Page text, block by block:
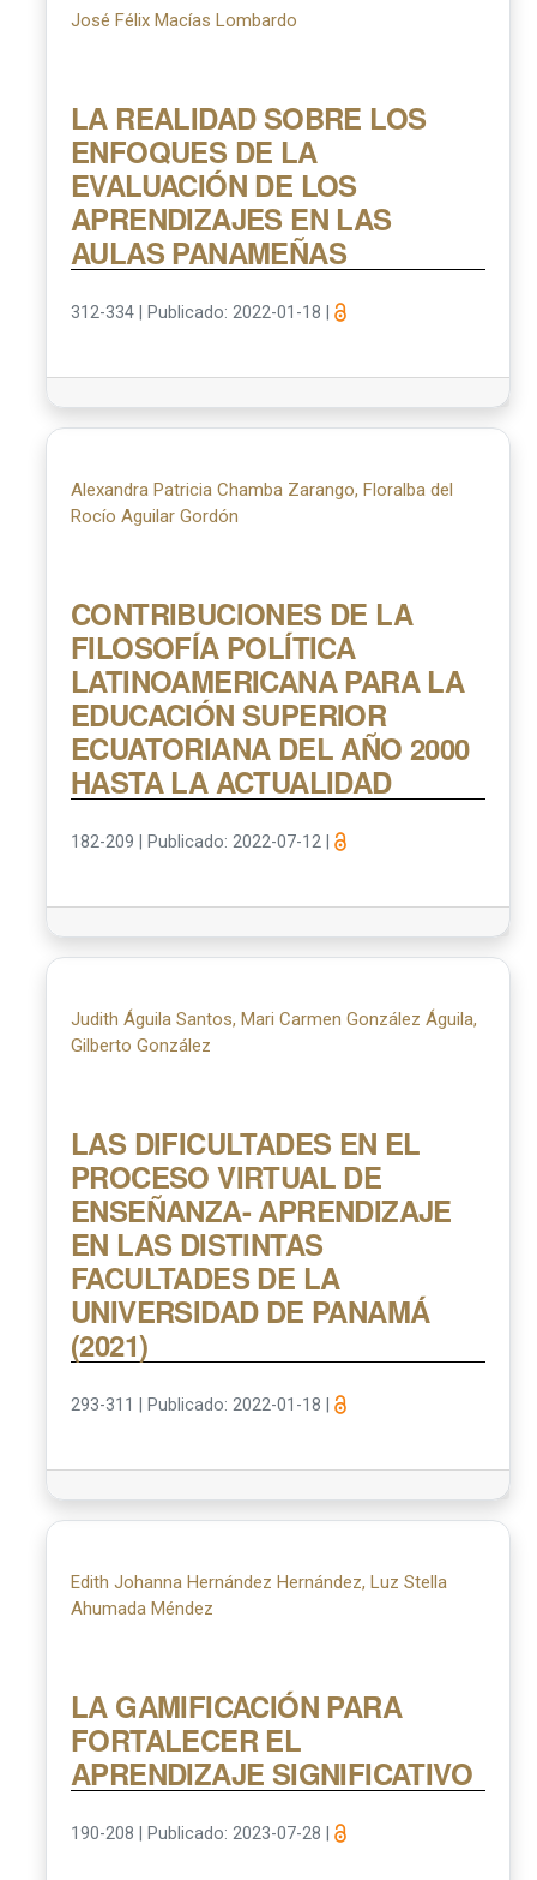
José Félix Macías Lombardo
LA REALIDAD SOBRE LOS
ENFOQUES DE LA
EVALUACIÓN DE LOS
APRENDIZAJES EN LAS
AULAS PANAMEÑAS
312-334 Publicado: 2022-01-18
Alexandra Patricia Chamba Zarango, Floralba del
Rocío Aguilar Gordón
CONTRIBUCIONES DE LA
FILOSOFÍA POLÍTICA
LATINOAMERICANA PARA LA
EDUCACIÓN SUPERIOR
ECUATORIANA DEL AÑO 2000
HASTA LA ACTUALIDAD
182-209 Publicado: 2022-07-12
Judith Águila Santos, Mari Carmen González Águila,
Gilberto González
LAS DIFICULTADES EN EL
PROCESO VIRTUAL DE
ENSEÑANZA- APRENDIZAJE
EN LAS DISTINTAS
FACULTADES DE LA
UNIVERSIDAD DE PANAMÁ
(2021)
293-311 Publicado: 2022-01-18
Edith Johanna Hernández Hernández, Luz Stella
Ahumada Méndez
LA GAMIFICACIÓN PARA
FORTALECER EL
APRENDIZAJE SIGNIFICATIVO
190-208 Publicado: 2023-07-28